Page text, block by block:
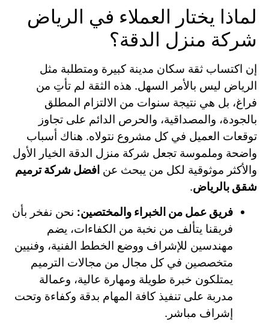
لماذا يختار العملاء في الرياض
شركة منزل الدقة؟
إن اكتساب ثقة سكان مدينة كبيرة ومتطلبة مثل
الرياض ليس بالأمر السهل. هذه الثقة لم تأتِ من
فراغ، بل هي نتيجة سنوات من الالتزام المطلق
بالجودة، والمصداقية، والحرص الدائم على تجاوز
توقعات العميل في كل مشروع نتولاه. هناك أسباب
واضحة وملموسة تجعل شركة منزل الدقة الخيار الأول
والأكثر موثوقية لكل من يبحث عن افضل شركة ترميم
شقق بالرياض.
فريق عمل من الخبراء والمختصين: نحن نفخر بأن
فريقنا يتألف من نخبة من الكفاءات، يضم
مهندسين للإشراف ووضع الخطط الفنية، وفنيين
متخصصين في كل مجال من مجالات الترميم
يمتلكون خبرة طويلة ومهارة عالية، وعمالة
مدربة على تنفيذ كافة المهام بدقة وكفاءة وتحت
إشراف مباشر.